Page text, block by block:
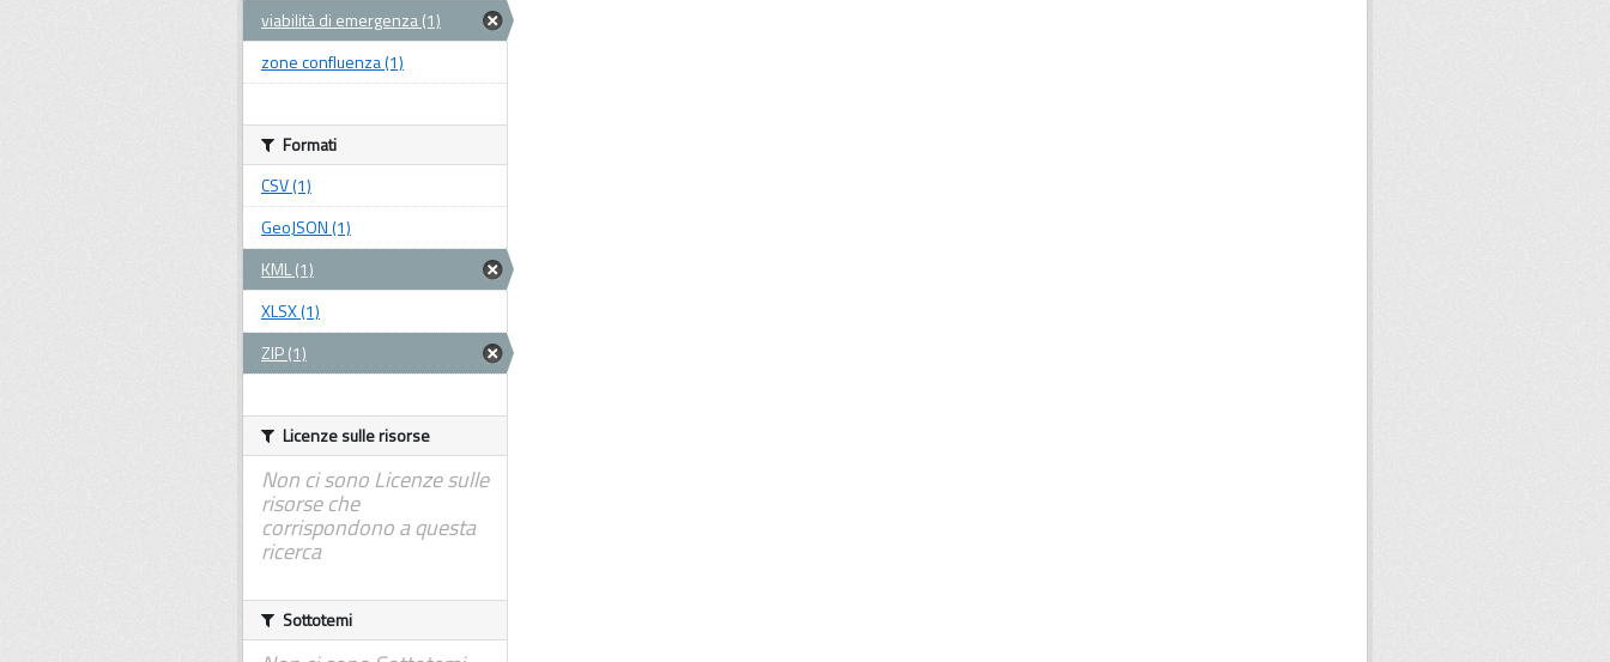
viabilità di emergenza (1)
zone confluenza (1)
Formati
CSV (1)
GeoJSON (1)
KML (1)
XLSX (1)
ZIP (1)
Licenze sulle risorse
Non ci sono Licenze sulle
risorse che
corrispondono a questa
ricerca
Sottotemi